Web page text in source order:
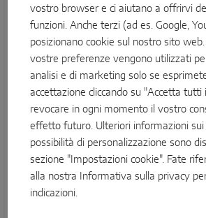
Paolo Callegari
Product & Sales Manager -
Paolo Callegari è Product & Sales
scorrevoli. Grazie alla sua conoscenza
vostro browser e ci aiutano a offrirvi
funzioni. Anche terzi (ad es. Google,
posizionano cookie sul nostro sito
vostre preferenze vengono utilizzati
analisi e di marketing solo se
accettazione cliccando su "Accetta tutti
revocare in ogni momento il vostro
effetto futuro. Ulteriori informazioni sui
possibilità di personalizzazione sono
sezione "Impostazioni cookie". Fate
alla nostra
Informativa sulla privacy
indicazioni.